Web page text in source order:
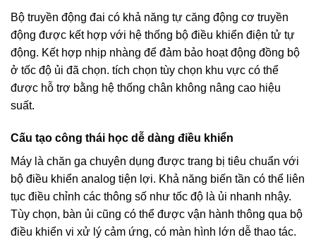
Bộ truyền động đai có khả năng tự căng động cơ truyền
động được kết hợp với hệ thống bộ điều khiển điện tử tự
động. Kết hợp nhịp nhàng để đảm bảo hoạt động đồng bộ
ở tốc độ ủi đã chọn. tích chọn tùy chọn khu vực có thể
được hỗ trợ bằng hệ thống chân không nâng cao hiệu
suất.
Cấu tạo công thái học dễ dàng điều khiển
Máy là chăn ga chuyên dụng được trang bị tiêu chuẩn với
bộ điều khiển analog tiện lợi. Khả năng biến tần có thể liên
tục điều chỉnh các thông số như tốc độ là ủi nhanh nhậy.
Tùy chọn, bàn ủi cũng có thể được vận hành thông qua bộ
điều khiển vi xử lý cảm ứng, có màn hình lớn dễ thao tác.